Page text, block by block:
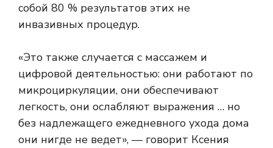
собой 80 % результатов этих не
инвазивных процедур.
«Это также случается с массажем и
цифровой деятельностью: они работают по
микроциркуляции, они обеспечивают
легкость, они ослабляют выражения … но
без надлежащего ежедневного ухода дома
они нигде не ведет», — говорит Ксения